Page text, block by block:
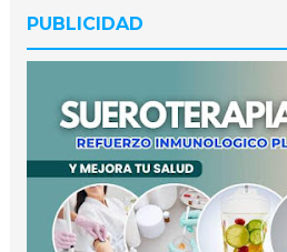
PUBLICIDAD